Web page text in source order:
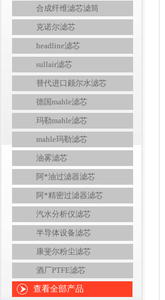
合成纤维滤芯滤筒
克诺尔滤芯
headline滤芯
sullair滤芯
替代进口颇尔水滤芯
德国mahle滤芯
玛勒mahle滤芯
mahle玛勒滤芯
油雾滤芯
阿*油过滤器滤芯
阿*精密过滤器滤芯
汽水分析仪滤芯
半导体设备滤芯
康斐尔粉尘滤芯
酒厂PTFE滤芯
查看全部产品